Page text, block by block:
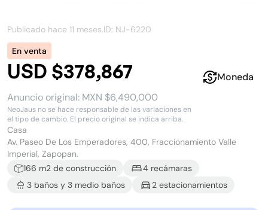
Publicado hace 11 meses.ID: NJ-6220
En venta
USD $378,867
Anuncio original: MXN $6,490,000
NeoJaus no se hace responsable de las variaciones en
el tipo de cambio. El precio original se indica arriba.
Moneda
Casa
Av. Paseo De Los Emperadores, 400, Fraccionamiento Valle
Imperial, Zapopan.
166 m2 de construcción 4 recámaras
3 baños y 3 medio baños 2 estacionamientos